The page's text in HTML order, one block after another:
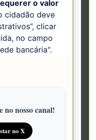
o valor
cidadão deve
clicar
no campo
bancária".
nosso canal!
no X